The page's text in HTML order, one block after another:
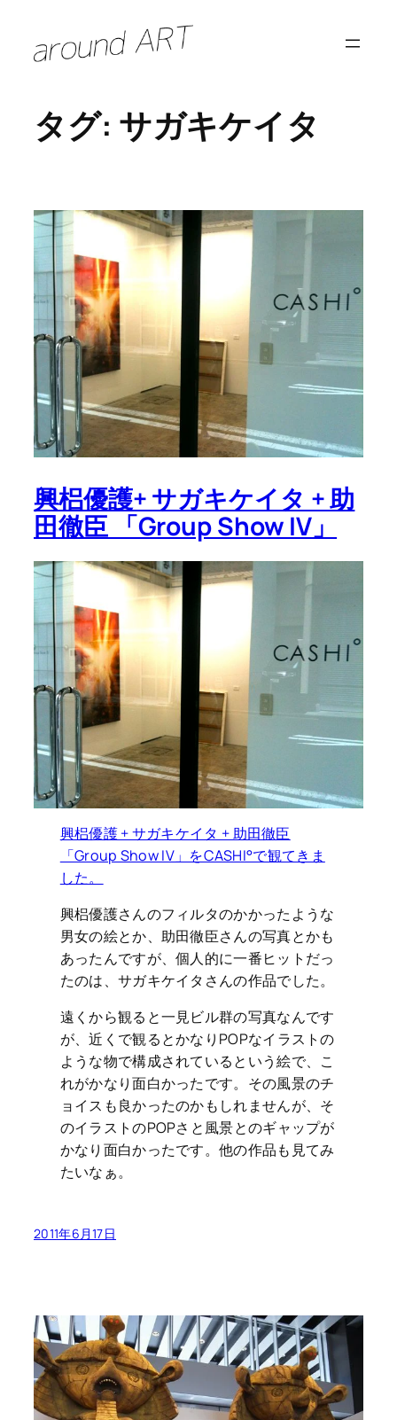
タグ: サガキケイタ
興梠優護+ サガキケイタ + 助
田徹臣 「Group Show IV」
興梠優護 + サガキケイタ + 助田徹臣
「Group Show IV」をCASHI°で観てきま
した。
興梠優護さんのフィルタのかかったような
男女の絵とか、助田徹臣さんの写真とかも
あったんですが、個人的に一番ヒットだっ
たのは、サガキケイタさんの作品でした。
遠くから観ると一見ビル群の写真なんです
が、近くで観るとかなりPOPなイラストの
ような物で構成されているという絵で、こ
れがかなり面白かったです。その風景のチ
ョイスも良かったのかもしれませんが、そ
のイラストのPOPさと風景とのギャップが
かなり面白かったです。他の作品も見てみ
たいなぁ。
2011年6月17日